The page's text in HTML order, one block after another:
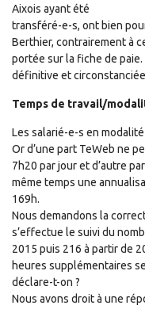
Aixois ayant été
transféré-e-s, ont bien
Berthier, contrairement à
portée sur la fiche de
définitive et
Temps de travail/
Les salarié-e-s en
Or d’une part TeWeb ne
7h20 par jour et d’autre
même temps une
169h.
Nous demandons la
s’effectue le suivi du
2015 puis 216 à partir de
heures supplémentaires
déclare-t-on ?
Nous avons droit à une